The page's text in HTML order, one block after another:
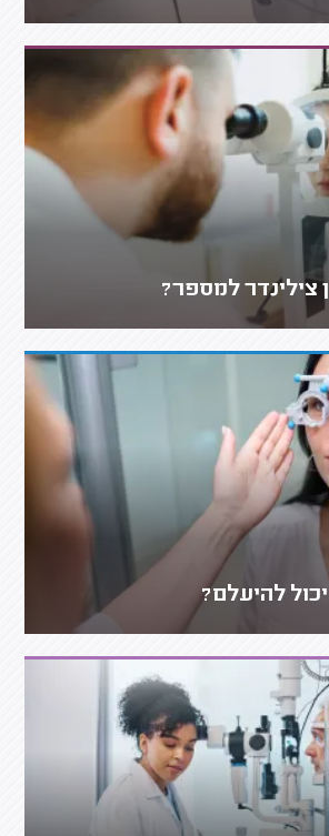
צילינדר למספר?
להיעלם?